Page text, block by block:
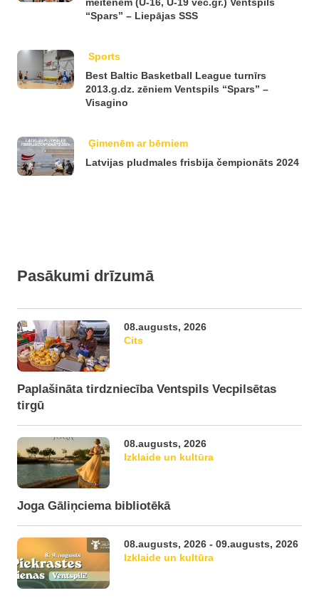
“Spars” – Liepājas SSS
Sports
Best Baltic Basketball League turnīrs
2013.g.dz. zēniem Ventspils “Spars” –
Visagino
Ģimenēm ar bērniem
Latvijas pludmales frisbija čempionāts 2024
Pasākumi drīzumā
08.augusts, 2026
Cits
Paplašināta tirdzniecība Ventspils Vecpilsētas
tirgū
08.augusts, 2026
Izklaide un kultūra
Joga Gāliņciema bibliotēkā
08.augusts, 2026 - 09.augusts, 2026
Izklaide un kultūra